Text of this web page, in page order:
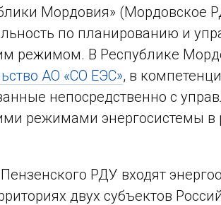
Мордовия» (Мордовское
по планированию и
режимом. В Республике
АО «СО ЕЭС», в
непосредственно с
режимами энергосистемы в
РДУ входят
двух субъектов